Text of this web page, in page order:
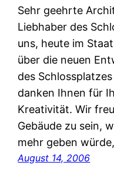
Sehr geehrte
Liebhaber des
uns, heute im
über die neuen
des
danken Ihnen für
Kreativität. Wir
Gebäude zu sein,
mehr geben
August 14, 2006